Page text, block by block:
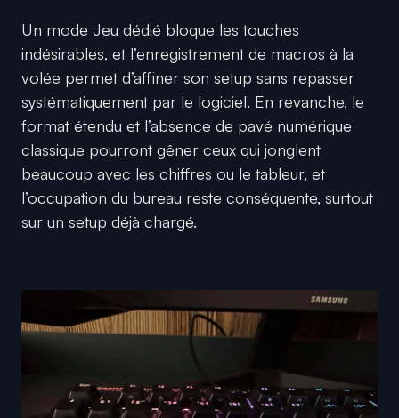
Un mode Jeu dédié bloque les touches
indésirables, et l’enregistrement de macros à la
volée permet d’affiner son setup sans repasser
systématiquement par le logiciel. En revanche, le
format étendu et l’absence de pavé numérique
classique pourront gêner ceux qui jonglent
beaucoup avec les chiffres ou le tableur, et
l’occupation du bureau reste conséquente, surtout
sur un setup déjà chargé.